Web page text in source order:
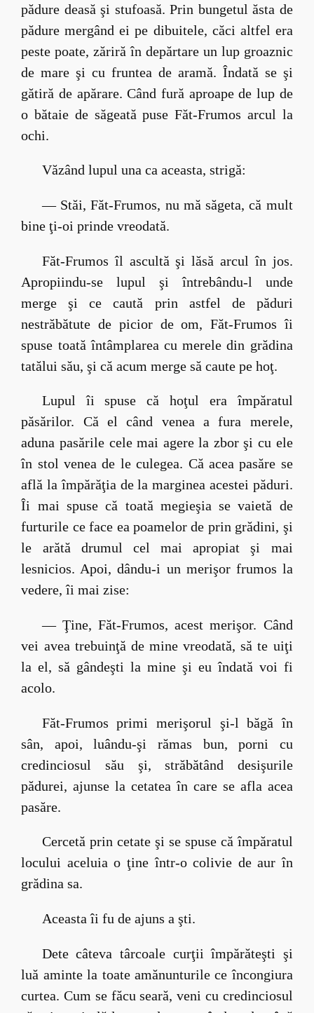
pădure deasă şi stufoasă. Prin bungetul ăsta de
pădure mergând ei pe dibuitele, căci altfel era
peste poate, zăriră în depărtare un lup groaznic
de mare şi cu fruntea de aramă. Îndată se şi
gătiră de apărare. Când fură aproape de lup de
o bătaie de săgeată puse Făt-Frumos arcul la
ochi.
Văzând lupul una ca aceasta, strigă:
— Stăi, Făt-Frumos, nu mă săgeta, că mult
bine ţi-oi prinde vreodată.
Făt-Frumos îl ascultă şi lăsă arcul în jos.
Apropiindu-se lupul şi întrebându-l unde
merge şi ce caută prin astfel de păduri
nestrăbătute de picior de om, Făt-Frumos îi
spuse toată întâmplarea cu merele din grădina
tatălui său, şi că acum merge să caute pe hoţ.
Lupul îi spuse că hoţul era împăratul
păsărilor. Că el când venea a fura merele,
aduna pasările cele mai agere la zbor şi cu ele
în stol venea de le culegea. Că acea pasăre se
află la împărăţia de la marginea acestei păduri.
Îi mai spuse că toată megieşia se vaietă de
furturile ce face ea poamelor de prin grădini, şi
le arătă drumul cel mai apropiat şi mai
lesnicios. Apoi, dându-i un merişor frumos la
vedere, îi mai zise:
— Ţine, Făt-Frumos, acest merişor. Când
vei avea trebuinţă de mine vreodată, să te uiţi
la el, să gândeşti la mine şi eu îndată voi fi
acolo.
Făt-Frumos primi merişorul şi-l băgă în
sân, apoi, luându-şi rămas bun, porni cu
credinciosul său şi, străbătând desişurile
pădurei, ajunse la cetatea în care se afla acea
pasăre.
Cercetă prin cetate şi se spuse că împăratul
locului aceluia o ţine într-o colivie de aur în
grădina sa.
Aceasta îi fu de ajuns a şti.
Dete câteva târcoale curţii împărăteşti şi
luă aminte la toate amănunturile ce încongiura
curtea. Cum se făcu seară, veni cu credinciosul